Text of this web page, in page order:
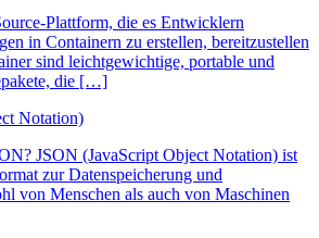
Plattform, die es Entwicklern
in Containern zu erstellen, bereitzustellen
sind leichtgewichtige, portable und
die […]
Notation)
JSON (JavaScript Object Notation) ist
zur Datenspeicherung und
von Menschen als auch von Maschinen